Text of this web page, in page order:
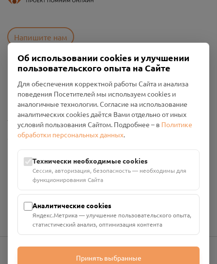
Напишите нам
Политика конфиденциальности
Промо-материалы
Настройки cookies
Общество с ограниченной ответственностью «Смоленский
Проект Помним»
ИНН: 6700029207 ОГРН: 1256700001986
Юридический адрес: 216790, Смоленская область, р-н
Руднянский, г. Рудня, улица Западная, д. 26А, пом. 18
Номер счёта: 40702810901130004287 в АО "АЛЬФА-БАНК"
Об использовании cookies и улучшении
пользовательского опыта на Сайте
Для обеспечения корректной работы Сайта и анализа
поведения Посетителей мы используем cookies и
аналогичные технологии. Согласие на использование
аналитических cookies даётся Вами отдельно от иных
условий пользования Сайтом. Подробнее – в Политике
обработки персональных данных.
Технически необходимые cookies
Сессия, авторизация, безопасность — необходимы для
функционирования Сайта
Аналитические cookies
Яндекс.Метрика — улучшение пользовательского опыта,
статистический анализ, оптимизация контента
Принять выбранные